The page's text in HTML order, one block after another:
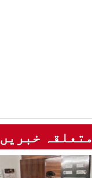
متعلقہ خبریں